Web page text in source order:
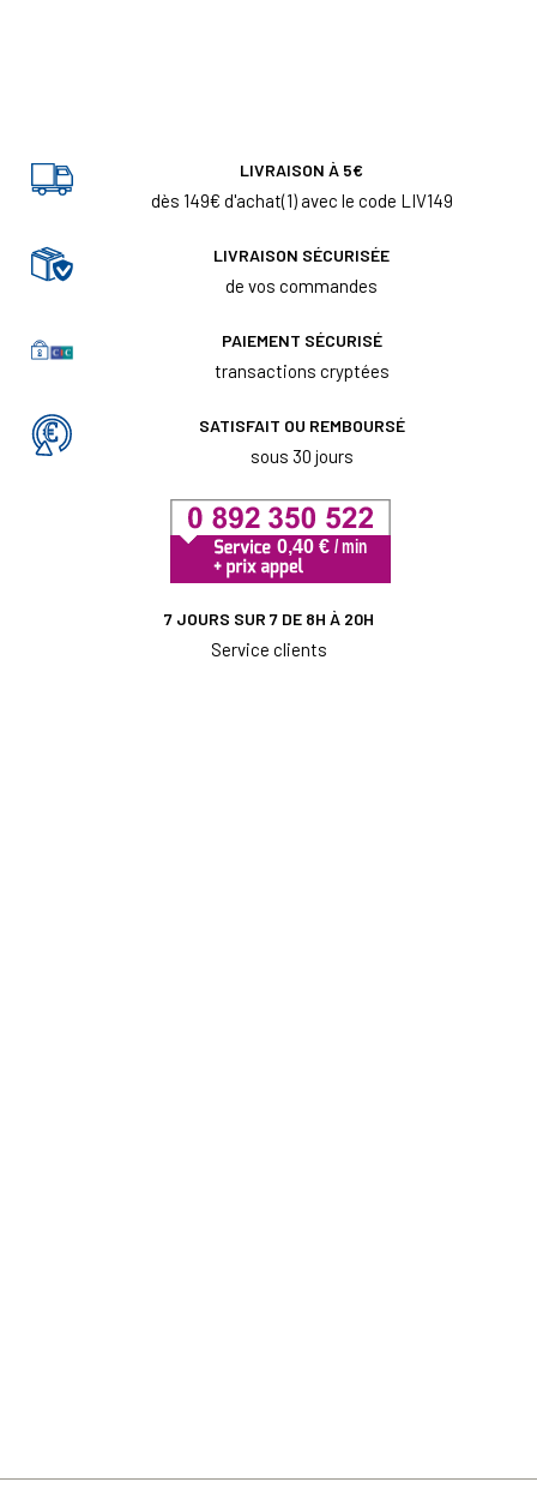
LIVRAISON À 5€
dès 149€ d'achat(1) avec le code LIV149
LIVRAISON SÉCURISÉE
de vos commandes
PAIEMENT SÉCURISÉ
transactions cryptées
SATISFAIT OU REMBOURSÉ
sous 30 jours
7 JOURS SUR 7 DE 8H À 20H
Service clients